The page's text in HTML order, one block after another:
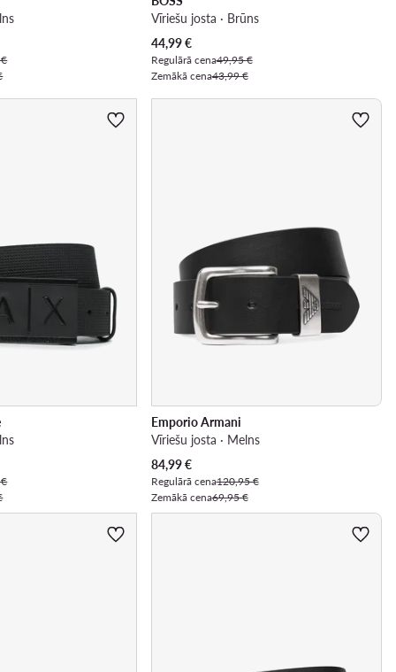
Vīriešu josta · Brūns
Pašreizējā cena
44,99€
Regulārā cena49,95 €
Zemākā cena43,99 €
Emporio Armani
Vīriešu josta · Melns
Pašreizējā cena
84,99€
Regulārā cena120,95 €
Zemākā cena69,95 €